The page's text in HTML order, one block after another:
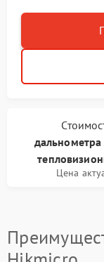
дальнометра
Цена